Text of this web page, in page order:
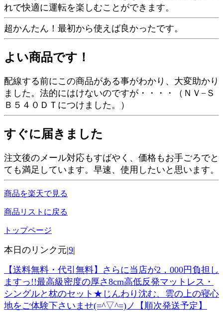
れで快適に運転を楽しむことができます。
超かんたん！最初から使えば良かったです。
よい商品です！
配線する前にこの商品がある事がわかり、大変助かり
ました。法的にはけないのですが・・・・（ＮＶ−Ｓ
Ｂ５４０ＤＴにつけました。）
すぐに届きました
注文後のメール対応もすばやく、価格もお手ごろでと
ても満足しています。早速、使用したいと思います。
商品を楽天で見る
商品リストに戻る
トップページ
本日のリンク元|9|
【送料無料・代引無料】さらに当店が2，000円負担し
ますっ!!最高級密度の厚さ8cm高低反発マットレス・
シングルと枕のセット★じんわり沈む、雲の上の寝心
地をご体験下さいませ(=^▽^=)ノ【順次発送予定】